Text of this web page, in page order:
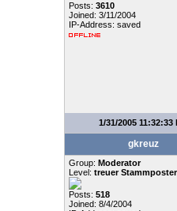
Posts: 3610
Joined: 3/11/2004
IP-Address: saved
1/31/2005 11:32:33
gkreuz
Group: Moderator
Level: treuer Stammposter
Posts: 518
Joined: 8/4/2004